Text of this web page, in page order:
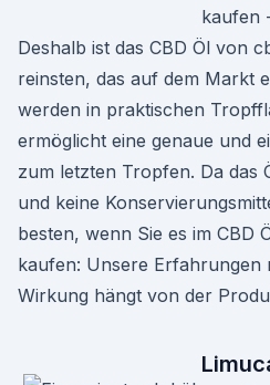
kaufen
Deshalb ist das CBD Öl von
reinsten, das auf dem Markt
werden in praktischen
ermöglicht eine genaue und
zum letzten Tropfen. Da das
und keine
besten, wenn Sie es im CBD
kaufen: Unsere Erfahrungen
Wirkung hängt von der